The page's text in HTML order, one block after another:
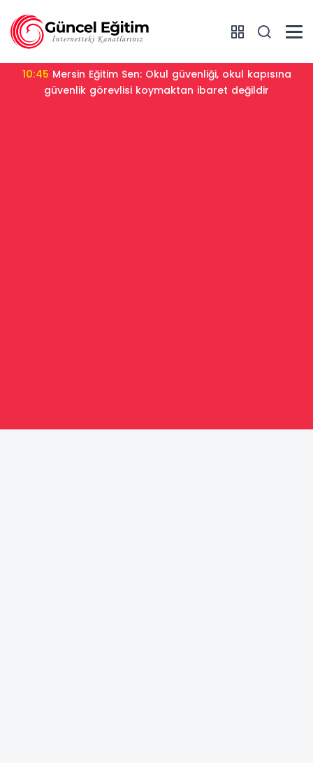
10:45
güvenlik görevlisi koymaktan ibaret değildir